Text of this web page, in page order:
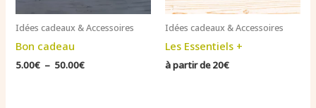
Idées cadeaux & Accessoires
Bon cadeau
5.00€ – 50.00€Plage
Idées cadeaux & Accessoires
Les Essentiels +
à partir de 20€